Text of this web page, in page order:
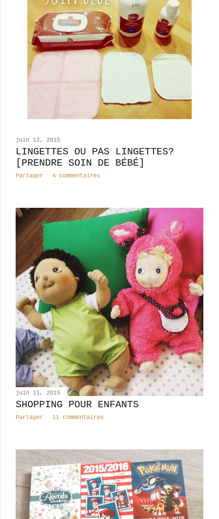
juin 12, 2015
LINGETTES OU PAS LINGETTES?
[PRENDRE SOIN DE BÉBÉ]
Partager 4 commentaires
juin 11, 2015
SHOPPING POUR ENFANTS
Partager 11 commentaires